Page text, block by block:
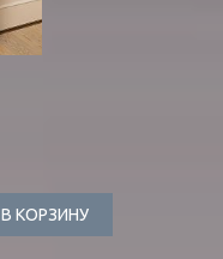
В КОРЗИНУ